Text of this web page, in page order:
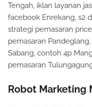
Tengah, iklan layanan
facebook Enrekang, s2
strategi pemasaran
pemasaran
Sabang, contoh 4p
pemasaran
Robot Marketing